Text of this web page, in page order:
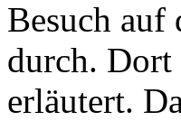
Besuch auf
durch. Dort
erläutert.